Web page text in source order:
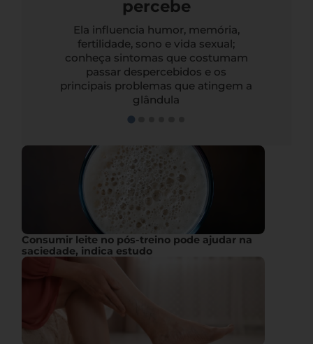
percebe
Ela influencia humor, memória,
fertilidade, sono e vida sexual;
conheça sintomas que costumam
passar despercebidos e os
principais problemas que atingem a
glândula
Consumir leite no pós-treino pode ajudar na
saciedade, indica estudo